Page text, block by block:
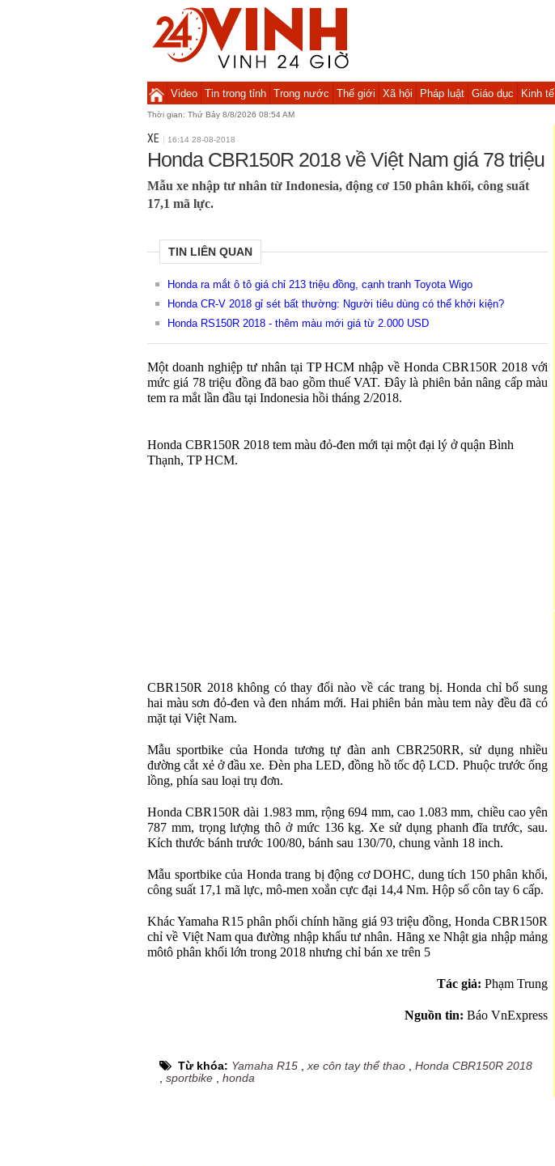
Video Tin trong tỉnh Trong nước Thế giới Xã hội Pháp luật Giáo dục Kinh tế
Thời gian: Thứ Bảy 8/8/2026 08:54 AM
XE 16:14 28-08-2018
Honda CBR150R 2018 về Việt Nam giá 78 triệu
Mẫu xe nhập tư nhân từ Indonesia, động cơ 150 phân khối, công suất
17,1 mã lực.
TIN LIÊN QUAN
Honda ra mắt ô tô giá chỉ 213 triệu đồng, cạnh tranh Toyota Wigo
Honda CR-V 2018 gỉ sét bất thường: Người tiêu dùng có thể khởi kiện?
Honda RS150R 2018 - thêm màu mới giá từ 2.000 USD
Một doanh nghiệp tư nhân tại TP HCM nhập về Honda CBR150R 2018 với
mức giá 78 triệu đồng đã bao gồm thuế VAT. Đây là phiên bản nâng cấp màu
tem ra mắt lần đầu tại Indonesia hồi tháng 2/2018.
Honda CBR150R 2018 tem màu đỏ-đen mới tại một đại lý ở quận Bình
Thạnh, TP HCM.
CBR150R 2018 không có thay đổi nào về các trang bị. Honda chỉ bổ sung
hai màu sơn đỏ-đen và đen nhám mới. Hai phiên bản màu tem này đều đã có
mặt tại Việt Nam.
Mẫu sportbike của Honda tương tự đàn anh CBR250RR, sử dụng nhiều
đường cắt xẻ ở đầu xe. Đèn pha LED, đồng hồ tốc độ LCD. Phuộc trước ống
lồng, phía sau loại trụ đơn.
Honda CBR150R dài 1.983 mm, rộng 694 mm, cao 1.083 mm, chiều cao yên
787 mm, trọng lượng thô ở mức 136 kg. Xe sử dụng phanh đĩa trước, sau.
Kích thước bánh trước 100/80, bánh sau 130/70, chung vành 18 inch.
Mẫu sportbike của Honda trang bị động cơ DOHC, dung tích 150 phân khối,
công suất 17,1 mã lực, mô-men xoắn cực đại 14,4 Nm. Hộp số côn tay 6 cấp.
Khác Yamaha R15 phân phối chính hãng giá 93 triệu đồng, Honda CBR150R
chỉ về Việt Nam qua đường nhập khẩu tư nhân. Hãng xe Nhật gia nhập mảng
môtô phân khối lớn trong 2018 nhưng chỉ bán xe trên 5
Tác giả: Phạm Trung
Nguồn tin: Báo VnExpress
Từ khóa: Yamaha R15 xe côn tay thể thao
Honda CBR150R 2018
sportbike honda